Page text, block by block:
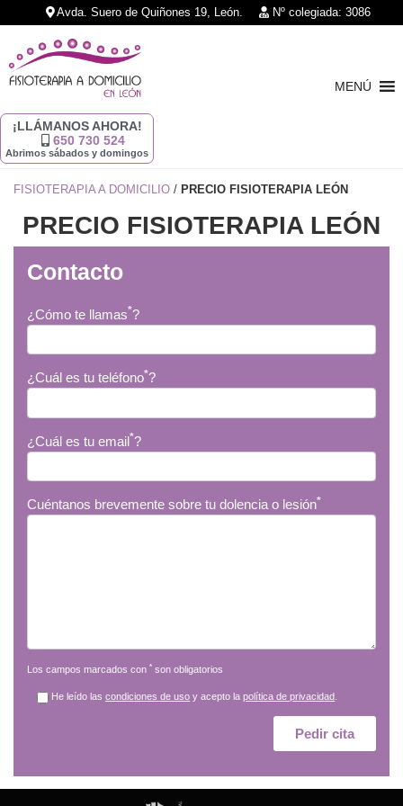
Avda. Suero de Quiñones 19, León. Nº colegiada: 3086
MENÚ
¡LLÁMANOS AHORA!
650 730 524
Abrimos sábados y domingos
FISIOTERAPIA A DOMICILIO / PRECIO FISIOTERAPIA LEÓN
PRECIO FISIOTERAPIA LEÓN
Contacto
¿Cómo te llamas*?
¿Cuál es tu teléfono*?
¿Cuál es tu email*?
Cuéntanos brevemente sobre tu dolencia o lesión*
Los campos marcados con * son obligatorios
He leído lascondiciones de uso y acepto lapolítica de privacidad.